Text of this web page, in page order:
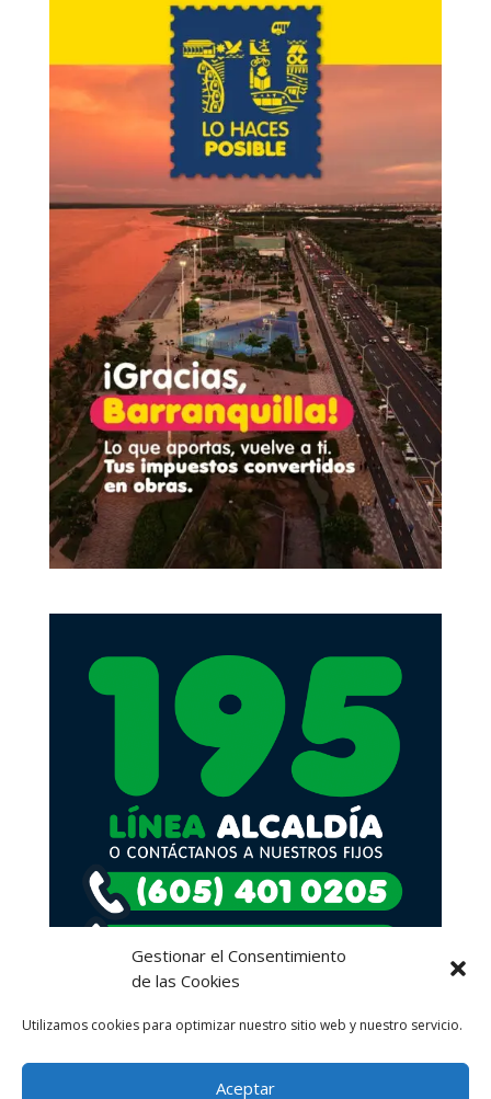
Gestionar el Consentimiento
de las Cookies
Utilizamos cookies para optimizar nuestro sitio web y nuestro servicio.
Aceptar